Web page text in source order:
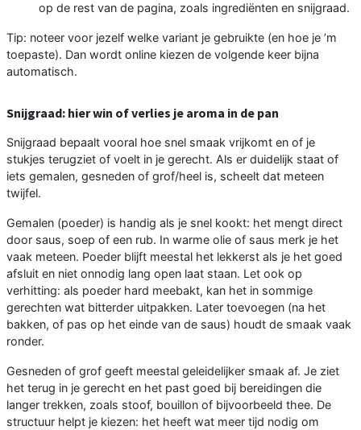
op de rest van de pagina, zoals ingrediënten en snijgraad.
Tip: noteer voor jezelf welke variant je gebruikte (en hoe je ’m
toepaste). Dan wordt online kiezen de volgende keer bijna
automatisch.
Snijgraad: hier win of verlies je aroma in de pan
Snijgraad bepaalt vooral hoe snel smaak vrijkomt en of je
stukjes terugziet of voelt in je gerecht. Als er duidelijk staat of
iets gemalen, gesneden of grof/heel is, scheelt dat meteen
twijfel.
Gemalen (poeder) is handig als je snel kookt: het mengt direct
door saus, soep of een rub. In warme olie of saus merk je het
vaak meteen. Poeder blijft meestal het lekkerst als je het goed
afsluit en niet onnodig lang open laat staan. Let ook op
verhitting: als poeder hard meebakt, kan het in sommige
gerechten wat bitterder uitpakken. Later toevoegen (na het
bakken, of pas op het einde van de saus) houdt de smaak vaak
ronder.
Gesneden of grof geeft meestal geleidelijker smaak af. Je ziet
het terug in je gerecht en het past goed bij bereidingen die
langer trekken, zoals stoof, bouillon of bijvoorbeeld thee. De
structuur helpt je kiezen: het heeft wat meer tijd nodig om